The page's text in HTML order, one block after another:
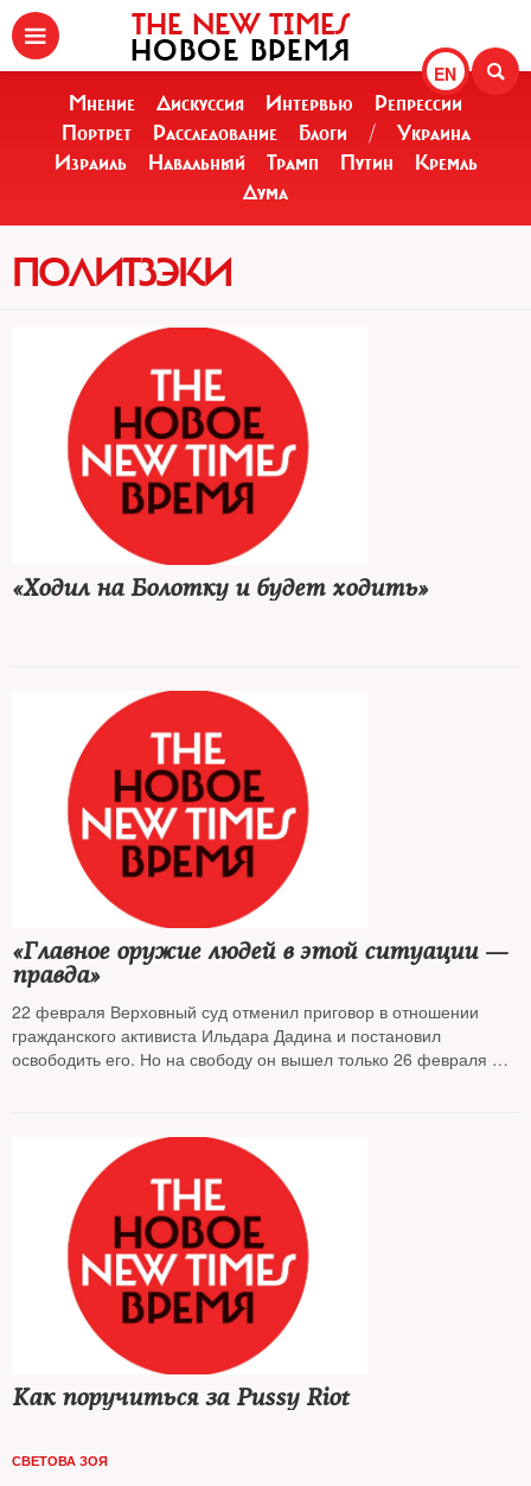
EN
THE NEW TIMES
НОВОЕ ВРЕМЯ
Мнение Дискуссия Интервью
Репрессии
Портрет
Расследование Блоги /
Украина
Израиль
Навальный Трамп Путин
Кремль
Дума
ПОЛИТЗЭКИ
«Ходил на Болотку и будет ходить»
«Главное оружие людей в этой ситуации —
правда»
22 февраля Верховный суд отменил приговор в отношении
гражданского активиста Ильдара Дадина и постановил
освободить его. Но на свободу он вышел только 26 февраля —
как администрация «ломает» заключенных и какие возможности
есть у человека на зоне, чтобы противостоять начальственному
беспределу
Как поручиться за Pussy Riot
СВЕТОВА ЗОЯ